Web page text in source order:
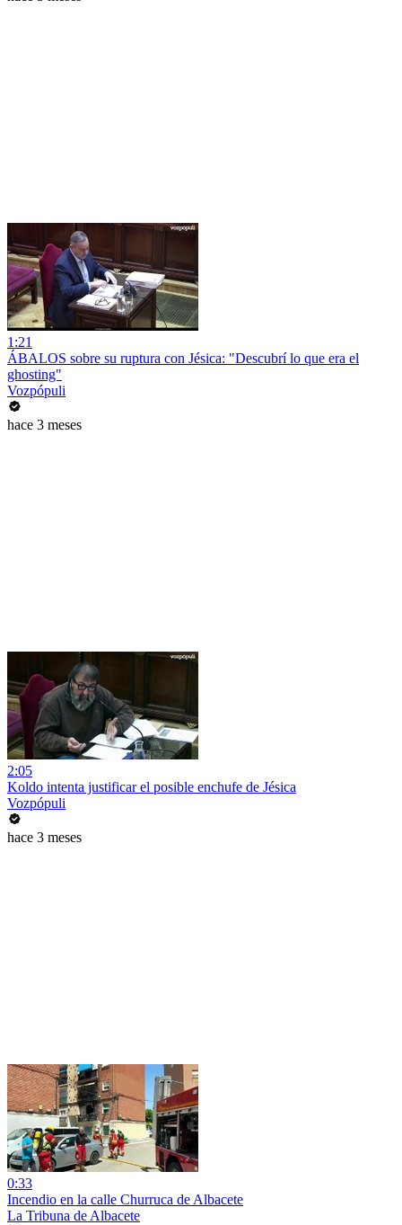
1:21
ÁBALOS sobre su ruptura con Jésica: "Descubrí lo que era el
ghosting"
Vozpópuli
hace 3 meses
2:05
Koldo intenta justificar el posible enchufe de Jésica
Vozpópuli
hace 3 meses
0:33
Incendio en la calle Churruca de Albacete
La Tribuna de Albacete